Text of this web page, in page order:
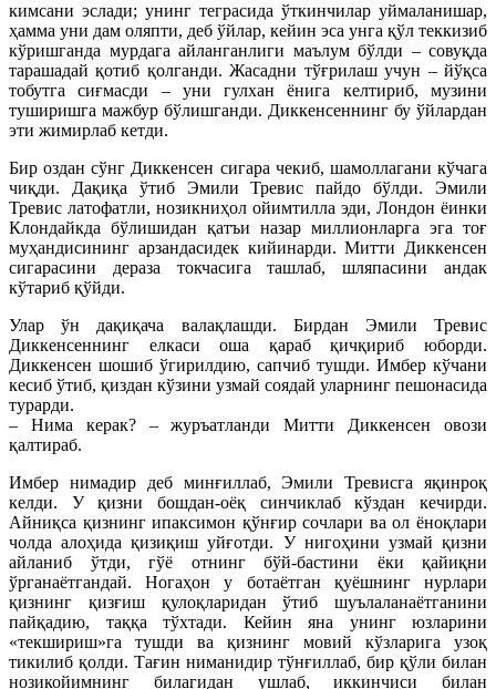
кимсани эслади; унинг теграсида ўткинчилар уймаланишар,
ҳамма уни дам оляпти, деб ўйлар, кейин эса унга қўл теккизиб
кўришганда мурдага айланганлиги маълум бўлди – совуқда
тарашадай қотиб қолганди. Жасадни тўғрилаш учун – йўқса
тобутга сиғмасди – уни гулхан ёнига келтириб, музини
туширишга мажбур бўлишганди. Диккенсеннинг бу ўйлардан
эти жимирлаб кетди.
Бир оздан сўнг Диккенсен сигара чекиб, шамоллагани кўчага
чиқди. Дақиқа ўтиб Эмили Тревис пайдо бўлди. Эмили
Тревис латофатли, нозикниҳол ойимтилла эди, Лондон ёинки
Клондайкда бўлишидан қатъи назар миллионларга эга тоғ
муҳандисининг арзандасидек кийинарди. Митти Диккенсен
сигарасини дераза токчасига ташлаб, шляпасини андак
кўтариб қўйди.
Улар ўн дақиқача валақлашди. Бирдан Эмили Тревис
Диккенсеннинг елкаси оша қараб қичқириб юборди.
Диккенсен шошиб ўгирилдию, сапчиб тушди. Имбер кўчани
кесиб ўтиб, қиздан кўзини узмай соядай уларнинг пешонасида
турарди.
– Нима керак? – журъатланди Митти Диккенсен овози
қалтираб.
Имбер нимадир деб минғиллаб, Эмили Тревисга яқинроқ
келди. У қизни бошдан-оёқ синчиклаб кўздан кечирди.
Айниқса қизнинг ипаксимон қўнғир сочлари ва ол ёноқлари
чолда алоҳида қизиқиш уйғотди. У нигоҳини узмай қизни
айланиб ўтди, гўё отнинг бўй-бастини ёки қайиқни
ўрганаётгандай. Ногаҳон у ботаётган қуёшнинг нурлари
қизнинг қизғиш қулоқларидан ўтиб шуълаланаётганини
пайқадию, таққа тўхтади. Кейин яна унинг юзларини
«текшириш»га тушди ва қизнинг мовий кўзларига узоқ
тикилиб қолди. Тағин ниманидир тўнғиллаб, бир қўли билан
нозикойимнинг билагидан ушлаб, иккинчиси билан